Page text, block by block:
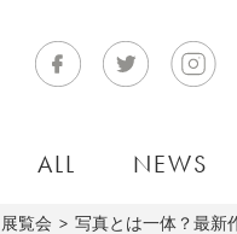
ALL NEWS
展覧会 写真とは一体？最新